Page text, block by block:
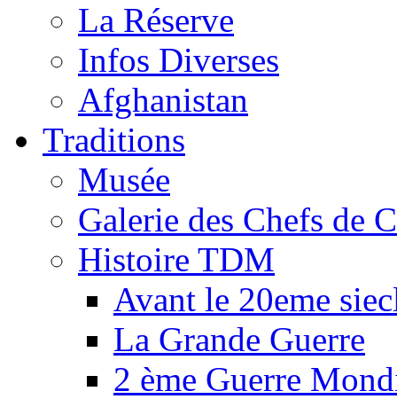
La Réserve
Infos Diverses
Afghanistan
Traditions
Musée
Galerie des Chefs de
Histoire TDM
Avant le 20eme
La Grande Guerre
2 ème Guerre